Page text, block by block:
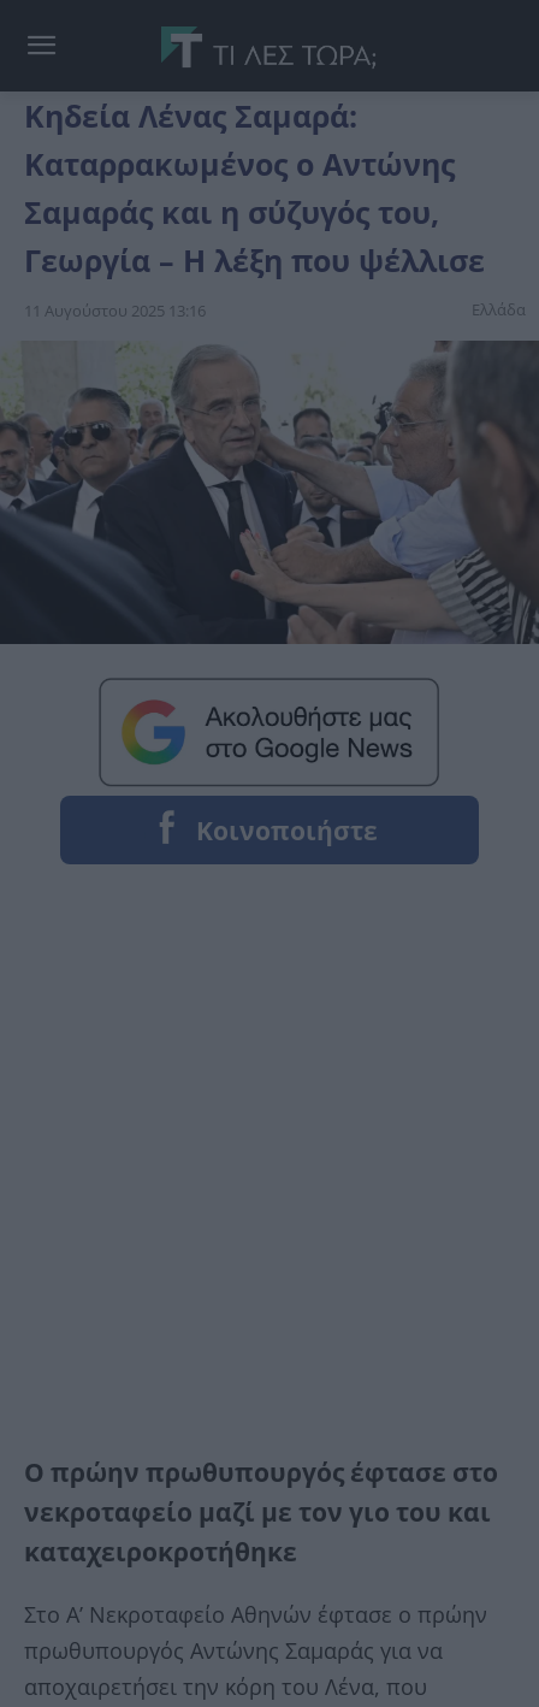
Κηδεία Λένας Σαμαρά:
Καταρρακωμένος ο Αντώνης
Σαμαράς και η σύζυγός του,
Γεωργία – Η λέξη που ψέλλισε
11 Αυγούστου 2025 13:16 Ελλάδα
Ο πρώην πρωθυπουργός έφτασε στο
νεκροταφείο μαζί με τον γιο του και
καταχειροκροτήθηκε
Στο Α’ Νεκροταφείο Αθηνών έφτασε ο πρώην
πρωθυπουργός Αντώνης Σαμαράς για να
αποχαιρετήσει την κόρη του Λένα, που